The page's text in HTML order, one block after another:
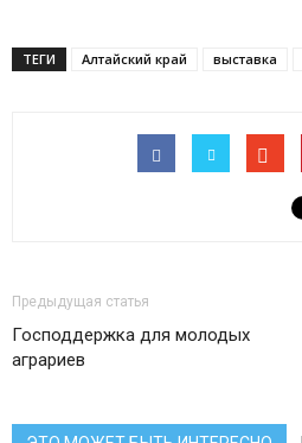
ТЕГИ Алтайский край выставка
Предыдущая статья
Господдержка для молодых
аграриев